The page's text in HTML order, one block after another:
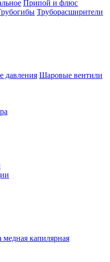
Припой и флюс
Труборасширители
давления Шаровые вентили
медная капилярная